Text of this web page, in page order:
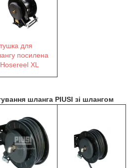
для
посилена
XL
шланга PIUSI зі шлангом